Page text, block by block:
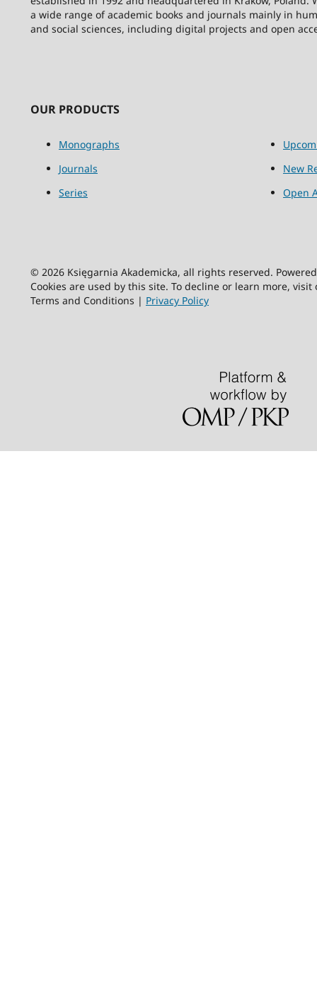
a wide range of academic books and journals mainly in
and social sciences, including digital projects and open
OUR PRODUCTS
Monographs
Journals
Series
New
Open
© 2026 Księgarnia Akademicka, all rights reserved.
Cookies are used by this site. To decline or learn more,
Terms and Conditions | Privacy Policy